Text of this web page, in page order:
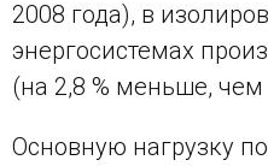
2008 года), в
энергосистемах
(на 2,8 % меньше,
Основную нагрузку